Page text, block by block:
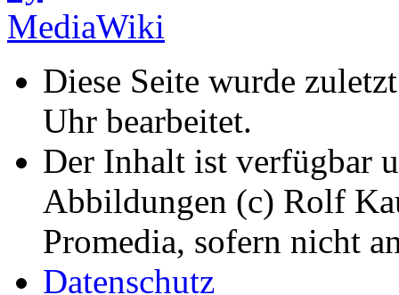
Diese Seite wurde
Uhr bearbeitet.
Der Inhalt ist verfügbar
Abbildungen (c) Rolf
Promedia, sofern nicht
Datenschutz